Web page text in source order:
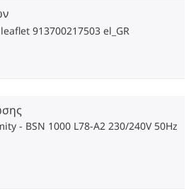
913700217503 el_GR
- BSN 1000 L78-A2 230/240V 50Hz